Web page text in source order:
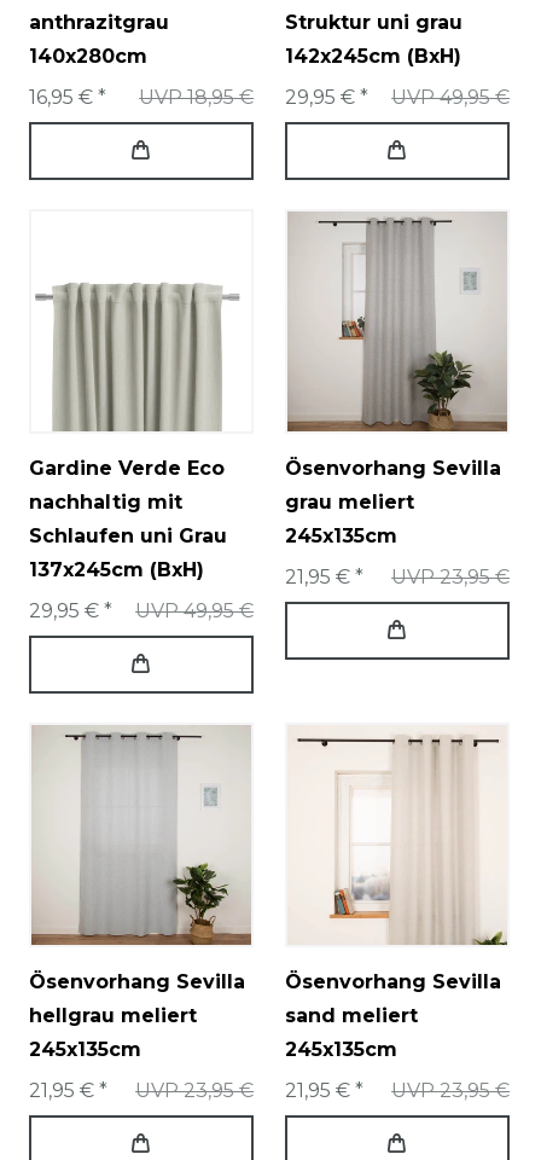
anthrazitgrau
140x280cm
UVP 18,95 €
16,95 € *
Struktur uni grau
142x245cm (BxH)
UVP 49,95 €
29,95 € *
Gardine Verde Eco
nachhaltig mit
Schlaufen uni Grau
137x245cm (BxH)
UVP 49,95 €
29,95 € *
Ösenvorhang Sevilla
grau meliert
245x135cm
UVP 23,95 €
21,95 € *
Ösenvorhang Sevilla
hellgrau meliert
245x135cm
UVP 23,95 €
21,95 € *
Ösenvorhang Sevilla
sand meliert
245x135cm
UVP 23,95 €
21,95 € *